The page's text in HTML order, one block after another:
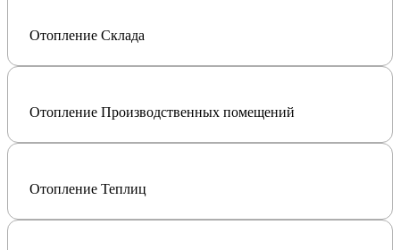
Отопление Склада
Отопление Производственных помещений
Отопление Теплиц